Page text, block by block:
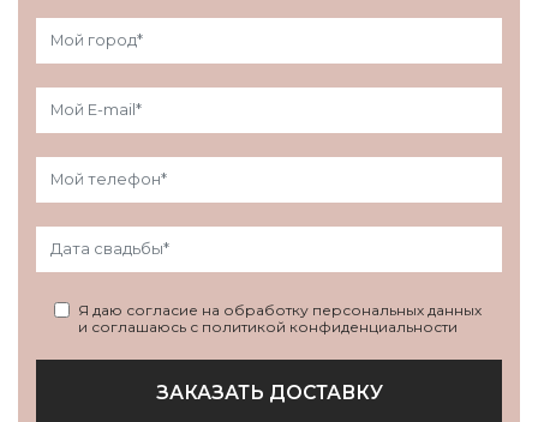
Я даю согласие на обработку персональных данных
и соглашаюсь с политикой конфиденциальности
ЗАКАЗАТЬ ДОСТАВКУ